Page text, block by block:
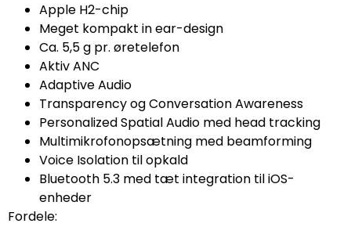
Apple H2-chip
Meget kompakt in ear-design
Ca. 5,5 g pr. øretelefon
Aktiv ANC
Adaptive Audio
Transparency og Conversation Awareness
Personalized Spatial Audio med head tracking
Multimikrofonopsætning med beamforming
Voice Isolation til opkald
Bluetooth 5.3 med tæt integration til iOS-
enheder
Fordele: